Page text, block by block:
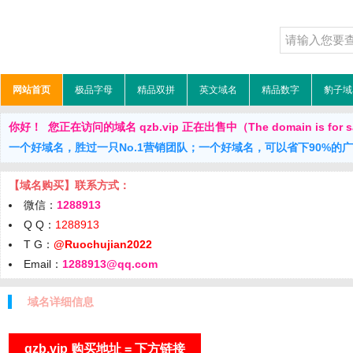
网站首页 极品字母 精品双拼 英文域名 精品数字 豹子
你好！ 您正在访问的域名 qzb.vip 正在出售中（The domain is for
一个好域名，胜过一只No.1营销团队；一个好域名，可以省下90%的
【域名购买】联系方式：
微信： 1288913
Q Q： 1288913
T G： @Ruochujian2022
Email： 1288913@qq.com
域名详细信息
qzb.vip 购买地址 = 下方链接